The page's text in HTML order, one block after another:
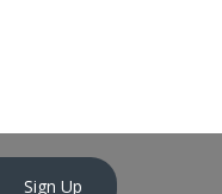
Sign Up